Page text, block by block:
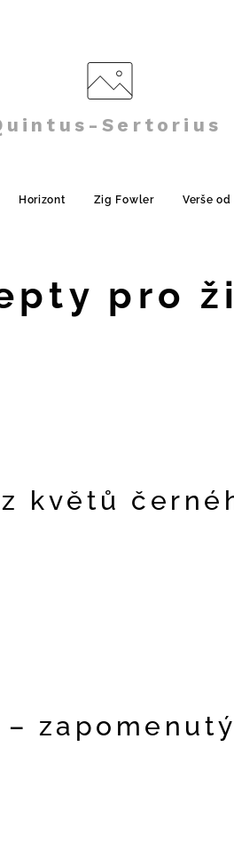
Sertorius
Horizont Zig Fowler Verše
pro
květů